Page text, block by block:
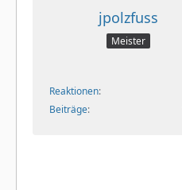
jpolzfuss
Meister
Reaktionen
Beiträge